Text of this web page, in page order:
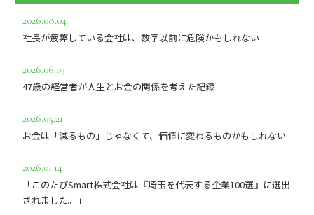
2026.08.04
社長が疲弊している会社は、数字以前に危険かもしれない
2026.06.03
47歳の経営者が人生とお金の関係を考えた記録
2026.05.21
お金は「減るもの」じゃなくて、価値に変わるものかもしれない
2026.01.14
「このたびSmart株式会社は『埼玉を代表する企業100選』に選出
されました。」